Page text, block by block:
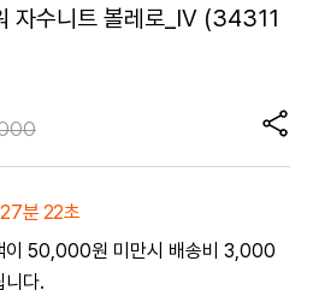
자수니트 볼레로_IV (34311
분 22초
이 50,000원 미만시 배송비 3,000
니다.